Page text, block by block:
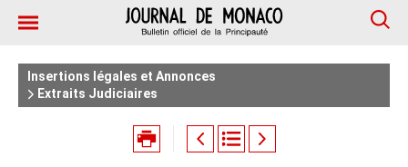
Insertions légales et Annonces
Extraits Judiciaires